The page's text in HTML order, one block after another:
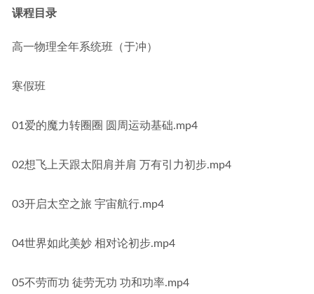
课程目录
高一物理全年系统班（于冲）
寒假班
01爱的魔力转圈圈 圆周运动基础.mp4
02想飞上天跟太阳肩并肩 万有引力初步.mp4
03开启太空之旅 宇宙航行.mp4
04世界如此美妙 相对论初步.mp4
05不劳而功 徒劳无功 功和功率.mp4